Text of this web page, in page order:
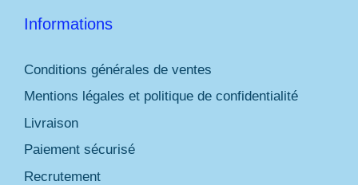
Informations
Conditions générales de ventes
Mentions légales et politique de confidentialité
Livraison
Paiement sécurisé
Recrutement